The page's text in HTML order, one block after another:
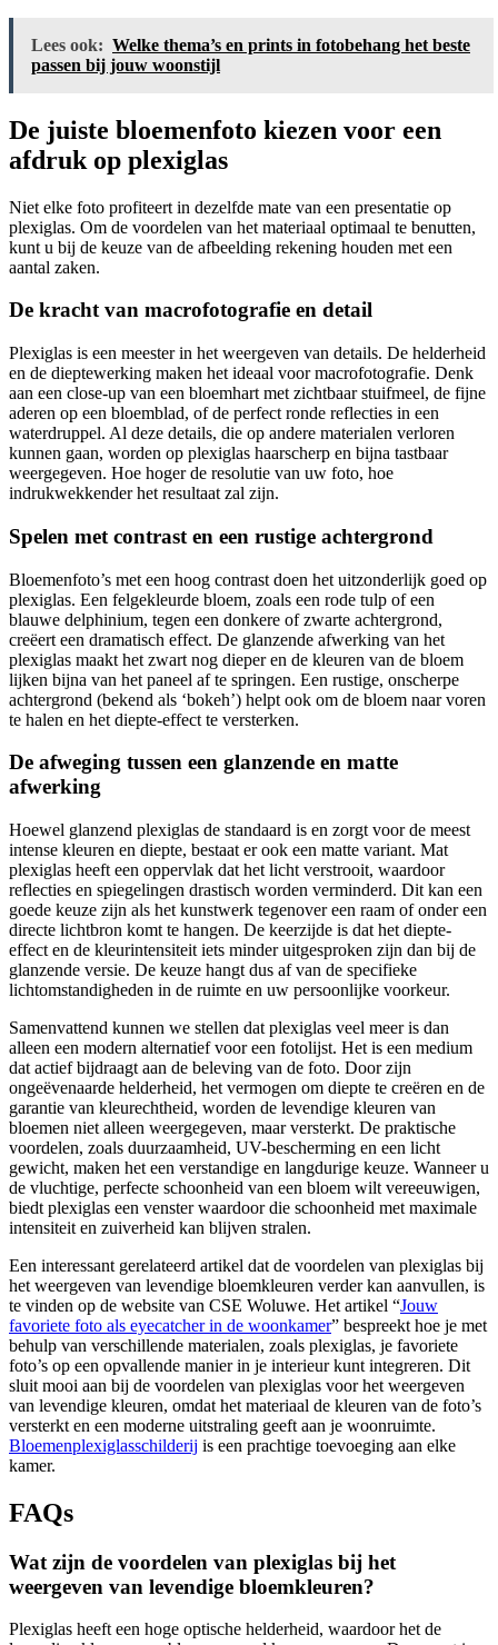
Lees ook: Welke thema’s en prints in fotobehang het beste
passen bij jouw woonstijl
De juiste bloemenfoto kiezen voor een
afdruk op plexiglas
Niet elke foto profiteert in dezelfde mate van een presentatie op
plexiglas. Om de voordelen van het materiaal optimaal te benutten,
kunt u bij de keuze van de afbeelding rekening houden met een
aantal zaken.
De kracht van macrofotografie en detail
Plexiglas is een meester in het weergeven van details. De helderheid
en de dieptewerking maken het ideaal voor macrofotografie. Denk
aan een close-up van een bloemhart met zichtbaar stuifmeel, de fijne
aderen op een bloemblad, of de perfect ronde reflecties in een
waterdruppel. Al deze details, die op andere materialen verloren
kunnen gaan, worden op plexiglas haarscherp en bijna tastbaar
weergegeven. Hoe hoger de resolutie van uw foto, hoe
indrukwekkender het resultaat zal zijn.
Spelen met contrast en een rustige achtergrond
Bloemenfoto’s met een hoog contrast doen het uitzonderlijk goed op
plexiglas. Een felgekleurde bloem, zoals een rode tulp of een
blauwe delphinium, tegen een donkere of zwarte achtergrond,
creëert een dramatisch effect. De glanzende afwerking van het
plexiglas maakt het zwart nog dieper en de kleuren van de bloem
lijken bijna van het paneel af te springen. Een rustige, onscherpe
achtergrond (bekend als ‘bokeh’) helpt ook om de bloem naar voren
te halen en het diepte-effect te versterken.
De afweging tussen een glanzende en matte
afwerking
Hoewel glanzend plexiglas de standaard is en zorgt voor de meest
intense kleuren en diepte, bestaat er ook een matte variant. Mat
plexiglas heeft een oppervlak dat het licht verstrooit, waardoor
reflecties en spiegelingen drastisch worden verminderd. Dit kan een
goede keuze zijn als het kunstwerk tegenover een raam of onder een
directe lichtbron komt te hangen. De keerzijde is dat het diepte-
effect en de kleurintensiteit iets minder uitgesproken zijn dan bij de
glanzende versie. De keuze hangt dus af van de specifieke
lichtomstandigheden in de ruimte en uw persoonlijke voorkeur.
Samenvattend kunnen we stellen dat plexiglas veel meer is dan
alleen een modern alternatief voor een fotolijst. Het is een medium
dat actief bijdraagt aan de beleving van de foto. Door zijn
ongeëvenaarde helderheid, het vermogen om diepte te creëren en de
garantie van kleurechtheid, worden de levendige kleuren van
bloemen niet alleen weergegeven, maar versterkt. De praktische
voordelen, zoals duurzaamheid, UV-bescherming en een licht
gewicht, maken het een verstandige en langdurige keuze. Wanneer u
de vluchtige, perfecte schoonheid van een bloem wilt vereeuwigen,
biedt plexiglas een venster waardoor die schoonheid met maximale
intensiteit en zuiverheid kan blijven stralen.
Een interessant gerelateerd artikel dat de voordelen van plexiglas bij
het weergeven van levendige bloemkleuren verder kan aanvullen, is
te vinden op de website van CSE Woluwe. Het artikel “Jouw
favoriete foto als eyecatcher in de woonkamer” bespreekt hoe je met
behulp van verschillende materialen, zoals plexiglas, je favoriete
foto’s op een opvallende manier in je interieur kunt integreren. Dit
sluit mooi aan bij de voordelen van plexiglas voor het weergeven
van levendige kleuren, omdat het materiaal de kleuren van de foto’s
versterkt en een moderne uitstraling geeft aan je woonruimte.
Bloemenplexiglasschilderij is een prachtige toevoeging aan elke
kamer.
FAQs
Wat zijn de voordelen van plexiglas bij het
weergeven van levendige bloemkleuren?
Plexiglas heeft een hoge optische helderheid, waardoor het de